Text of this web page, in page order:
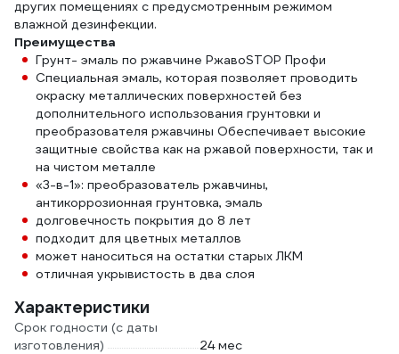
других помещениях с предусмотренным режимом
влажной дезинфекции.
Преимущества
Грунт- эмаль по ржавчине РжавоSTOP Профи
Специальная эмаль, которая позволяет проводить
окраску металлических поверхностей без
дополнительного использования грунтовки и
преобразователя ржавчины Обеспечивает высокие
защитные свойства как на ржавой поверхности, так и
на чистом металле
«3-в-1»: преобразователь ржавчины,
антикоррозионная грунтовка, эмаль
долговечность покрытия до 8 лет
подходит для цветных металлов
может наноситься на остатки старых ЛКМ
отличная укрывистость в два слоя
Характеристики
Срок годности (с даты
изготовления)
24 мес